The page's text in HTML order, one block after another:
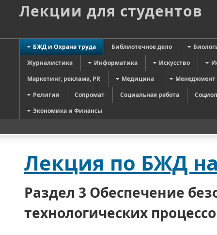
Лекции для студентов
БЖД и Охрана труда Библиотечное дело
Журналистика
Информатика Искусство
Маркетинг, реклама, PR
Медицина
Менеджмент
Религия
Сопромат Социальная работа
Экономика и Финансы
Лекция по БЖД
Раздел 3 Обеспечение
технологических